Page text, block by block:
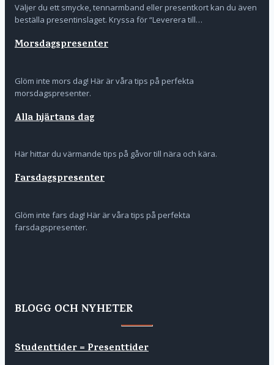
Väljer du ett smycke, tennarmband eller presentkort kan du även
beställa presentinslaget. Kryssa för “Leverera till…
Morsdagspresenter
Glöm inte mors dag! Här är våra tips på perfekta
morsdagspresenter.
Alla hjärtans dag
Här hittar du värmande tips på gåvor till nära och kära.
Farsdagspresenter
Glöm inte fars dag! Här är våra tips på perfekta
farsdagspresenter.
BLOGG OCH NYHETER
Studenttider = Presenttider